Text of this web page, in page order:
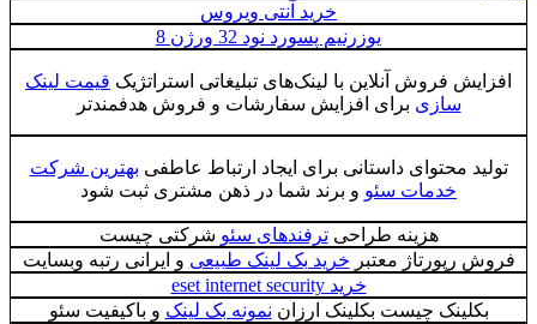
خرید آنتی ویروس
یوزرنیم پسورد نود 32 ورژن 8
افزایش فروش آنلاین با لینک‌های تبلیغاتی استراتژیک قیمت لینک
سازی برای افزایش سفارشات و فروش هدفمندتر
تولید محتوای داستانی برای ایجاد ارتباط عاطفی بهترین شرکت
خدمات سئو و برند شما در ذهن مشتری ثبت شود
هزینه طراحیترفندهای سئو شرکتی چیست
فروش رپورتاژ معتبر خرید بک لینک طبیعی و ایرانی رتبه وبسایت
خرید eset internet security
بکلینک چیست بکلینک ارزان نمونه بک لینک و باکیفیت سئو